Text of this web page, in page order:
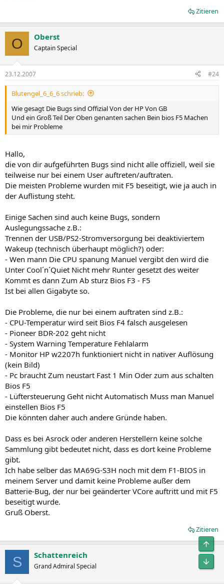
Zitieren
O Oberst
Captain Special
23.12.2007 #24
Blutengel_6_6_6 schrieb:
Wie gesagt Die Bugs sind Offizial Von der HP Von GB
Und ein Groß Teil Der Oben genanten sachen Bein bios F5 Machen
bei mir Probleme
Hallo,
die von dir aufgeführten Bugs sind nicht alle offiziell, weil sie
teilweise nur bei einem User auftreten/auftraten.
Die meisten Probleme wurden mit F5 beseitigt, wie ja auch in
der Auflistung steht.
Einige Sachen sind auch keine Bugs, sondern
Auslegungssache z.B.:
Trennen der USB/PS2-Stromversorgung bei deaktiviertem
Wakeup (technisch überhaupt möglich?) oder:
- Wen mann Die CPU spanung Manuel vergibt den wird die
Unter Cool´n´Quiet Nicht mehr Runter gesetzt des weiter
Kommt es dann Zum Ab sturz Bios F3 - F5
Ist bei allen Gigabyte so.
Die Probleme, die nur bei einem auftraten sind z.B.:
- CPU-Temperatur wird seit Bios F4 falsch ausgelesen
- Pioneer BDR-202 geht nicht
- System Warning Temperature Fehlalarm
- Monitor HP w2207h funktioniert nicht in nativer Auflösung
(kein Bild)
- Pc braucht Zum neustart Fast 1 Min Oder zum aus schalten
Bios F5
- Lüftersteuerung Geht nicht Automatisch Muss man Manuel
einstellen Bios F5
Die könnten daher auch andere Gründe haben.
Dass es bei Asrock oder anderen Herstellern keine solche
Sammlung gibt bedeutet nicht, dass es dort keine Probleme
gibt.
Ich habe selber das MA69G-S3H noch mit dem F1-BIOS in
meinem Server und damit keine Probleme außer dem
Batterie-Bug, der nur bei geänderter VCore auftritt und mit F5
beseitigt wurde.
Gruß Oberst.
Zitieren
S Schattenreich
Grand Admiral Special